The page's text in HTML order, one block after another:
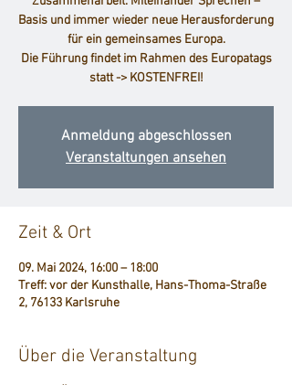
Basis und immer wieder neue Herausforderung
für ein gemeinsames Europa.
Die Führung findet im Rahmen des Europatags
Anmeldung abgeschlossen
Veranstaltungen ansehen
Zeit & Ort
09. Mai 2024, 16:00 – 18:00
Treff: vor der Kunsthalle, Hans-Thoma-Straße
2, 76133 Karlsruhe
Über die Veranstaltung